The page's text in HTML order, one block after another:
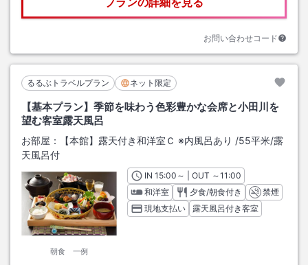
お問い合わせコード
るるぶトラベルプラン ネット限定
【基本プラン】季節を味わう色彩豊かな会席と小田川を
望む客室露天風呂
お部屋： 【本館】露天付き和洋室Ｃ ※内風呂あり /55平米/露
天風呂付
朝食 一例
INチェックイン
15:00 ～ | OUT チェックアウト
～11:00
和洋室
夕食/朝食付き
禁煙
現地支払い
露天風呂付き客室